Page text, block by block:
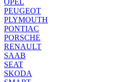
OPEL
PEUGEOT
PLYMOUTH
PONTIAC
PORSCHE
RENAULT
SAAB
SEAT
SKODA